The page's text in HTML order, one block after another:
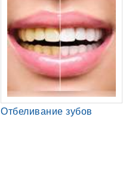
Отбеливание зубов